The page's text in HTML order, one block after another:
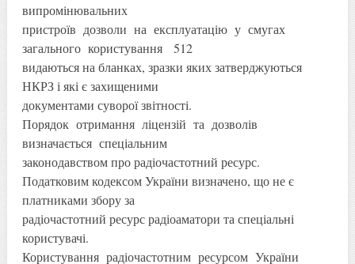
випромінювальних
пристроїв дозволи на експлуатацію у смугах
загального користування 512
видаються на бланках, зразки яких затверджуються
НКРЗ і які є захищеними
документами суворої звітності.
Порядок отримання ліцензій та дозволів
визначається спеціальним
законодавством про радіочастотний ресурс.
Податковим кодексом України визначено, що не є
платниками збору за
радіочастотний ресурс радіоаматори та спеціальні
користувачі.
Користування радіочастотним ресурсом України